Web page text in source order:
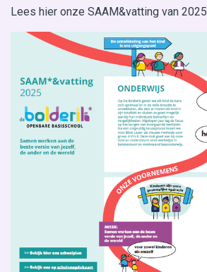
Contact
Lees hier onze SAAM&vatting van 2025